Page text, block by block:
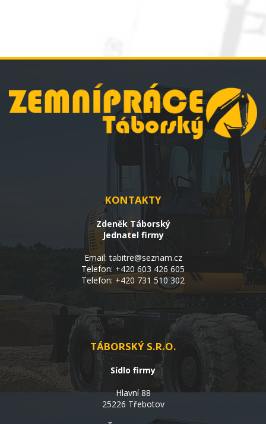
KONTAKTY
Zdeněk Táborský
Jednatel firmy
Email:tabitre@seznam.cz
Telefon: +420 603 426 605
Telefon: +420 731 510 302
TÁBORSKÝ S.R.O.
Sídlo firmy
Hlavní 88
25226 Třebotov